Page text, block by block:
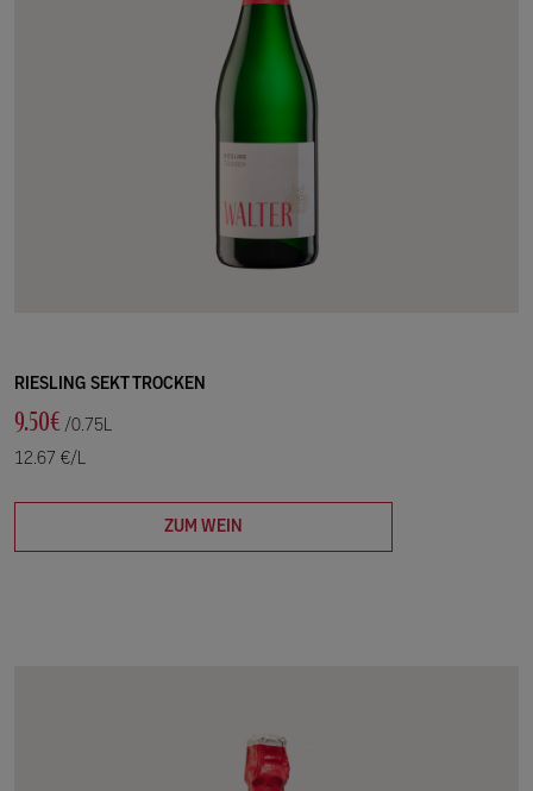
RIESLING SEKT TROCKEN
9.50€ /0.75L
12.67 €/L
ZUM WEIN